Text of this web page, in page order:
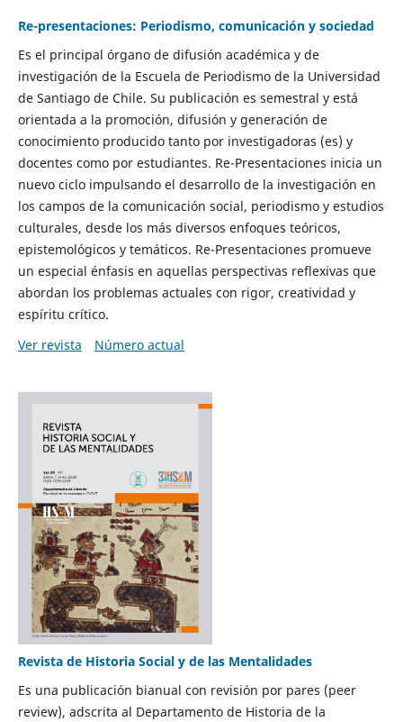
Re-presentaciones: Periodismo, comunicación y sociedad
Es el principal órgano de difusión académica y de
investigación de la Escuela de Periodismo de la Universidad
de Santiago de Chile. Su publicación es semestral y está
orientada a la promoción, difusión y generación de
conocimiento producido tanto por investigadoras (es) y
docentes como por estudiantes. Re-Presentaciones inicia un
nuevo ciclo impulsando el desarrollo de la investigación en
los campos de la comunicación social, periodismo y estudios
culturales, desde los más diversos enfoques teóricos,
epistemológicos y temáticos. Re-Presentaciones promueve
un especial énfasis en aquellas perspectivas reflexivas que
abordan los problemas actuales con rigor, creatividad y
espíritu crítico.
Ver revista
Número actual
Revista de Historia Social y de las Mentalidades
Es una publicación bianual con revisión por pares (peer
review), adscrita al Departamento de Historia de la